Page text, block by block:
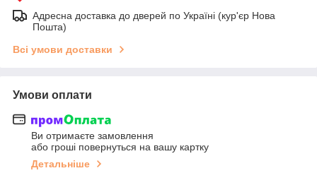
Адресна доставка до дверей по Україні (кур'єр Нова
Пошта)
Всі умови доставки
Умови оплати
Ви отримаєте замовлення
або гроші повернуться на вашу картку
Детальніше